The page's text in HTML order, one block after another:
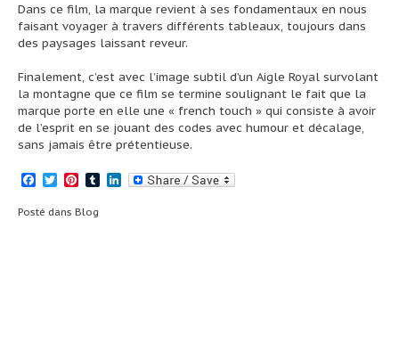
Dans ce film, la marque revient à ses fondamentaux en nous
faisant voyager à travers différents tableaux, toujours dans
des paysages laissant reveur.
Finalement, c’est avec l’image subtil d’un Aigle Royal survolant
la montagne que ce film se termine soulignant le fait que la
marque porte en elle une « french touch » qui consiste à avoir
de l’esprit en se jouant des codes avec humour et décalage,
sans jamais être prétentieuse.
Facebook
TwitterPinterest
TumblrLinkedIn
Posté dans Blog